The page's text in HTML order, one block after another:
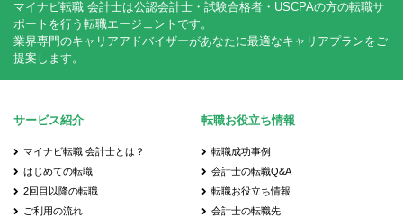
マイナビ転職 会計士は公認会計士・試験合格者・USCPAの方の転職サ
ポートを行う転職エージェントです。
業界専門のキャリアアドバイザーがあなたに最適なキャリアプランをご
提案します。
サービス紹介
マイナビ転職 会計士とは？
はじめての転職
2回目以降の転職
ご利用の流れ
転職お役立ち情報
転職成功事例
会計士の転職Q&A
転職お役立ち情報
会計士の転職先